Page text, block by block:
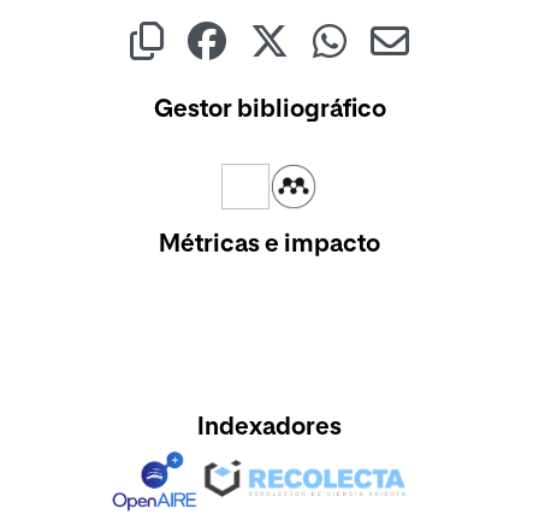
Gestor bibliográfico
Métricas e impacto
Indexadores